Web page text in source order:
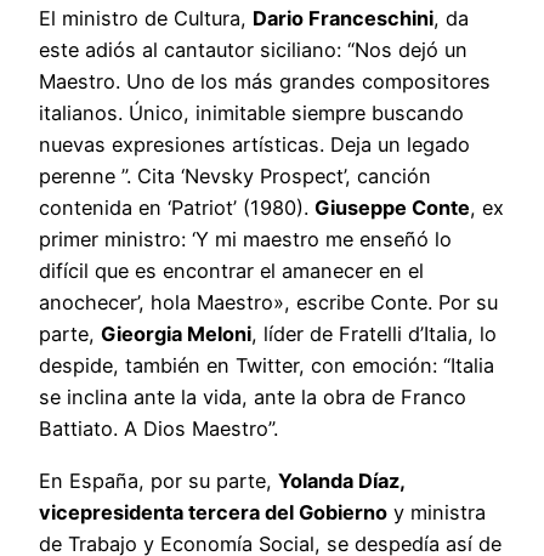
El ministro de Cultura, Dario Franceschini, da
este adiós al cantautor siciliano: “Nos dejó un
Maestro. Uno de los más grandes compositores
italianos. Único, inimitable siempre buscando
nuevas expresiones artísticas. Deja un legado
perenne ”. Cita ‘Nevsky Prospect’, canción
contenida en ‘Patriot’ (1980). Giuseppe Conte, ex
primer ministro: ‘Y mi maestro me enseñó lo
difícil que es encontrar el amanecer en el
anochecer’, hola Maestro», escribe Conte. Por su
parte, Gieorgia Meloni, líder de Fratelli d’Italia, lo
despide, también en Twitter, con emoción: “Italia
se inclina ante la vida, ante la obra de Franco
Battiato. A Dios Maestro”.
En España, por su parte, Yolanda Díaz,
vicepresidenta tercera del Gobierno y ministra
de Trabajo y Economía Social, se despedía así de